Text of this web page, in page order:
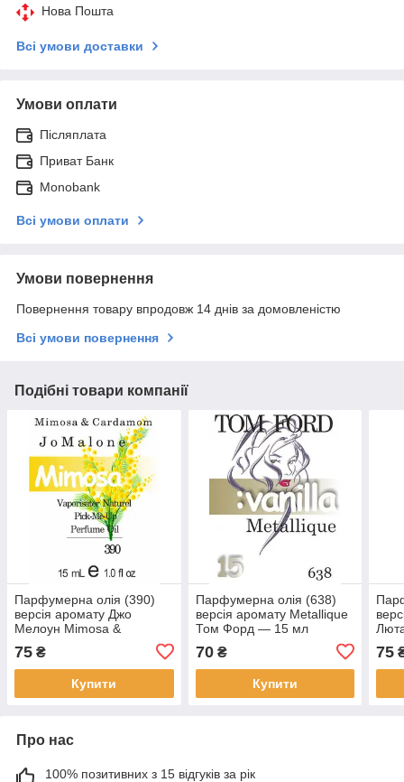
Нова Пошта
Всі умови доставки
Умови оплати
Післяплата
Приват Банк
Monobank
Всі умови оплати
Умови повернення
Повернення товару впродовж 14 днів за домовленістю
Всі умови повернення
Подібні товари компанії
Парфумерна олія (390)
версія аромату Джо
Мелоун Mimosa &
композит у ролоні
75 ₴
Купити
Парфумерна олія (638)
версія аромату Metallique
Том Форд — 15 мл
70₴
Купити
75
Про нас
100% позитивних з 15 відгуків за рік